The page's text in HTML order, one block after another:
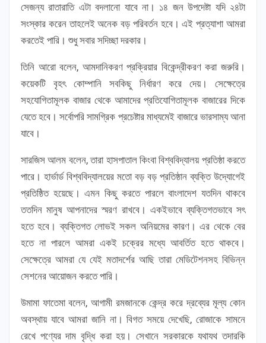
সেজন্য রাতারাতি এটা বদলানো যাবে না। ১৪ জন উপদেষ্টা যদি ২৪টা
সংস্কার করেন তাহলেই অনেক বড় পরিবর্তন হবে। এই প্রত্যাশা আমরা
করতেই পারি। শুধু সবার সদিচ্ছা দরকার।
তিনি আরো বলেন, আমদানিকরণ প্রক্রিয়ার বিকেন্দ্রীকরণ করা জরুরি।
কয়েকটি বৃহৎ কোম্পানি সবকিছু নির্ধারণ করে দেয়। সেক্ষেত্রে
সহযোগিতামূলক বাজার থেকে আমাদের প্রতিযোগিতামূলক বাজারের দিকে
যেতে হবে। সর্বোপরি সামগ্রিক প্রচেষ্টার মাধ্যমেই বাজারে ভারসাম্য আনা
যাবে।
সারজিস আলম বলেন, তারা হাসপাতাল কিংবা বিশ্ববিদ্যালয় প্রতিষ্ঠা করতে
পারে। হার্ভার্ড বিশ্ববিদ্যালয়ের মতো বড় বড় প্রতিষ্ঠান ব্যক্তি উদ্যোগেই
প্রতিষ্ঠিত হয়েছে। এমন কিছু করতে পারলে বাংলাদেশ যতদিন থাকবে
ততদিন মানুষ আপনাদের স্মরণ রাখবে। একইভাবে ব্যক্তিগতভাবে সৎ
হতে হবে। ব্যক্তিগত লোভই সকল অনিয়মের কারণ। এর থেকে বের
হতে না পারলে আমরা একই চক্রের মধ্যে আবর্তিত হতে থাকবে।
সেক্ষেত্রে আমরা যে যেই মতাদর্শের আছি তারা মেডিটেশনসহ বিভিন্ন
সেশনের আয়োজন করতে পারি।
উমামা ফাতেমা বলেন, আগামী রমজানকে কেন্দ্র করে দ্রব্যের মূল্য কোন
অবস্থায় যাবে আমরা জানি না। বিগত সময়ে দেখেছি, রোজাকে সামনে
রেখে পণ্যের দাম বৃদ্ধি করা হয়। সেখানে সরকারকে যথাযথ তদারকি